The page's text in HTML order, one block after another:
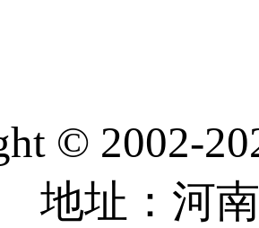
© 2002-
地址：河